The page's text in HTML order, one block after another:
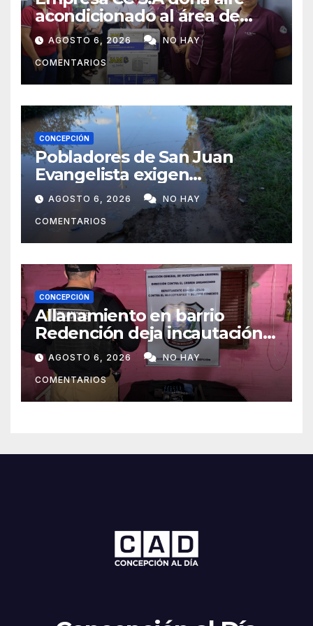
acondicionado al área de
maternidad del IPS de
Concepción
AGOSTO 6, 2026 NO HAY
COMENTARIOS
CONCEPCIÓN
Pobladores de San Juan
Evangelista exigen
reparación urgente de
caminos vecinales
AGOSTO 6, 2026 NO HAY
COMENTARIOS
CONCEPCIÓN
Allanamiento en barrio
Redención deja incautación
de presunta cocaína tipo
crack en Concepción
AGOSTO 6, 2026 NO HAY
COMENTARIOS